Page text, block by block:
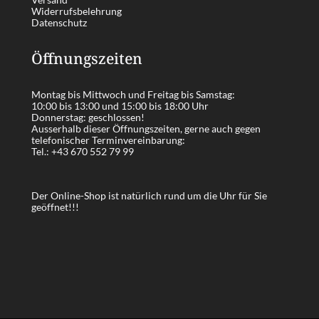
Widerrufsbelehrung
Datenschutz
Öffnungszeiten
Montag bis Mittwoch und Freitag bis Samstag:
10:00 bis 13:00 und 15:00 bis 18:00 Uhr
Donnerstag: geschlossen!
Ausserhalb dieser Öffnungszeiten, gerne auch gegen
telefonischer Terminvereinbarung:
Tel.: +43 670 552 79 99
Der Online-Shop ist natürlich rund um die Uhr für Sie
geöffnet!!!